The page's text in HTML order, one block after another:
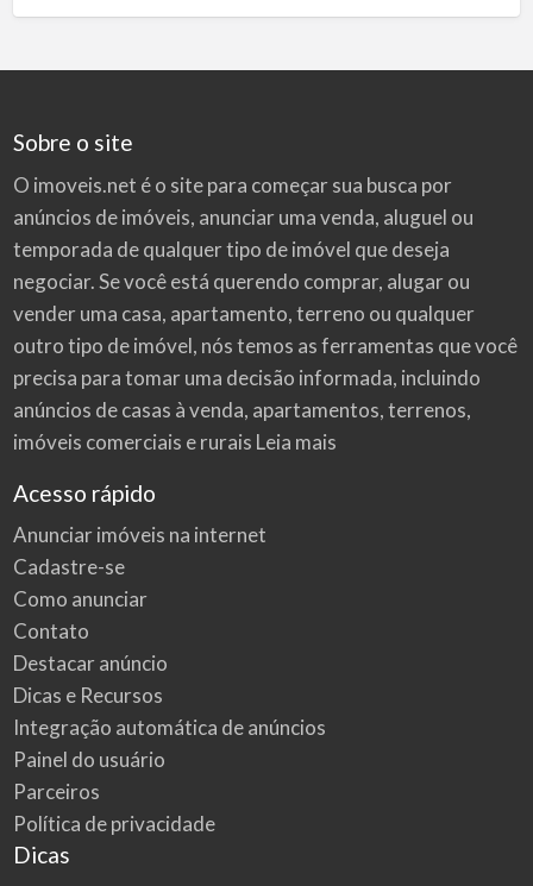
Sobre o site
O imoveis.net é o site para começar sua busca por
anúncios de imóveis, anunciar uma venda, aluguel ou
temporada de qualquer tipo de imóvel que deseja
negociar. Se você está querendo comprar, alugar ou
vender uma casa, apartamento, terreno ou qualquer
outro tipo de imóvel, nós temos as ferramentas que você
precisa para tomar uma decisão informada, incluindo
anúncios de casas à venda, apartamentos, terrenos,
imóveis comerciais e rurais Leia mais
Acesso rápido
Anunciar imóveis na internet
Cadastre-se
Como anunciar
Contato
Destacar anúncio
Dicas e Recursos
Integração automática de anúncios
Painel do usuário
Parceiros
Política de privacidade
Dicas